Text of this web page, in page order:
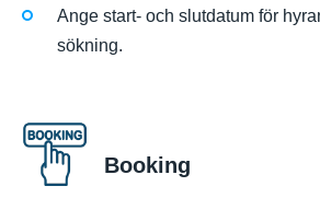
Ange start- och slutdatum för
sökning.
Booking